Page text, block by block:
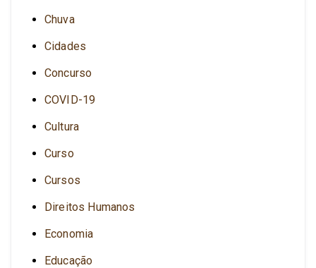
Chuva
Cidades
Concurso
COVID-19
Cultura
Curso
Cursos
Direitos Humanos
Economia
Educação